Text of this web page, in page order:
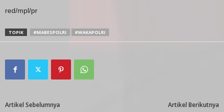
red/mpl/pr
TOPIK #MABESPOLRI #WAKAPOLRI
Artikel Sebelumnya Artikel Berikutnya